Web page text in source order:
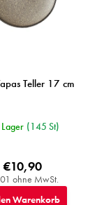
Teller 17 cm
(145 St)
ohne MwSt.
€10,90
Warenkorb